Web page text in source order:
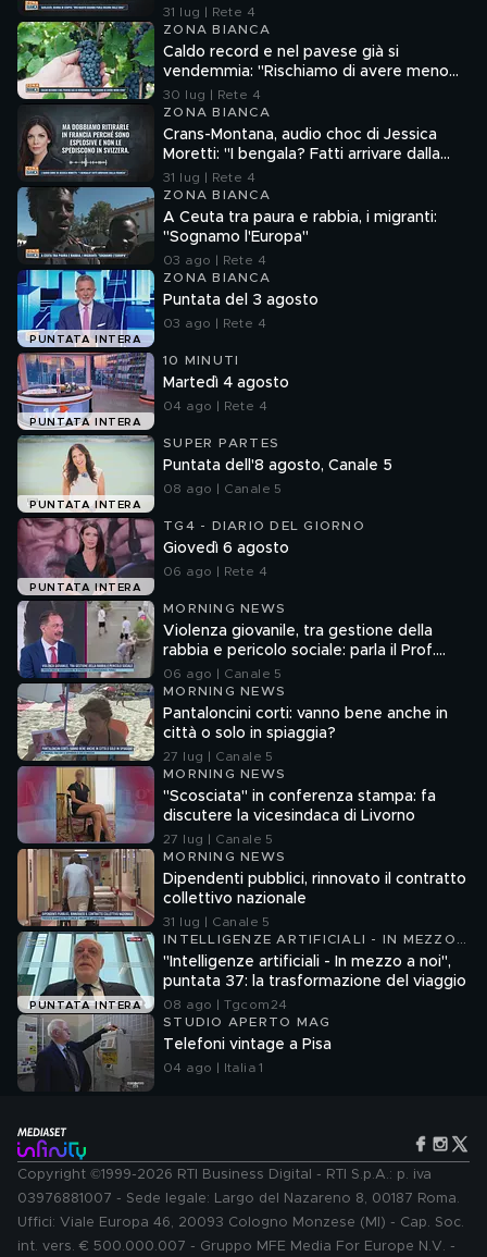
cose"
31 lug | Rete 4
ZONA BIANCA
Caldo record e nel pavese già si
vendemmia: "Rischiamo di avere meno
vino"
30 lug | Rete 4
ZONA BIANCA
Crans-Montana, audio choc di Jessica
Moretti: "I bengala? Fatti arrivare dalla
Francia"
31 lug | Rete 4
ZONA BIANCA
A Ceuta tra paura e rabbia, i migranti:
"Sognamo l'Europa"
03 ago | Rete 4
PUNTATA INTERA
ZONA BIANCA
Puntata del 3 agosto
03 ago | Rete 4
PUNTATA INTERA
10 MINUTI
Martedì 4 agosto
04 ago | Rete 4
PUNTATA INTERA
SUPER PARTES
Puntata dell'8 agosto, Canale 5
08 ago | Canale 5
PUNTATA INTERA
TG4 - DIARIO DEL GIORNO
Giovedì 6 agosto
06 ago | Rete 4
MORNING NEWS
Violenza giovanile, tra gestione della
rabbia e pericolo sociale: parla il Prof.
Pierpaolo Limone
06 ago | Canale 5
MORNING NEWS
Pantaloncini corti: vanno bene anche in
città o solo in spiaggia?
27 lug | Canale 5
MORNING NEWS
"Scosciata" in conferenza stampa: fa
discutere la vicesindaca di Livorno
27 lug | Canale 5
MORNING NEWS
Dipendenti pubblici, rinnovato il contratto
collettivo nazionale
31 lug | Canale 5
PUNTATA INTERA
INTELLIGENZE ARTIFICIALI - IN MEZZO
A NOI
"Intelligenze artificiali - In mezzo a noi",
puntata 37: la trasformazione del viaggio
08 ago | Tgcom24
STUDIO APERTO MAG
Telefoni vintage a Pisa
04 ago | Italia 1
Copyright ©1999-2026 RTI Business Digital - RTI S.p.A.: p. iva
03976881007 - Sede legale: Largo del Nazareno 8, 00187 Roma.
Uffici: Viale Europa 46, 20093 Cologno Monzese (MI) - Cap. Soc.
int. vers. € 500.000.007 - Gruppo MFE Media For Europe N.V. -